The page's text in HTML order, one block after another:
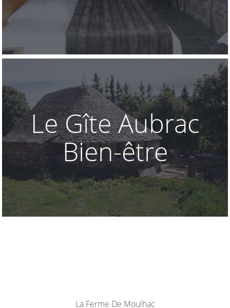
Le Gîte Aubrac
Bien-être
La Ferme De Moulhac